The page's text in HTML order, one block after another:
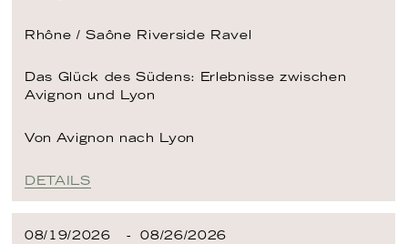
Rhône / Saône Riverside Ravel
Das Glück des Südens: Erlebnisse zwischen
Avignon und Lyon
Von Avignon nach Lyon
DETAILS
08/19/2026 08/26/2026